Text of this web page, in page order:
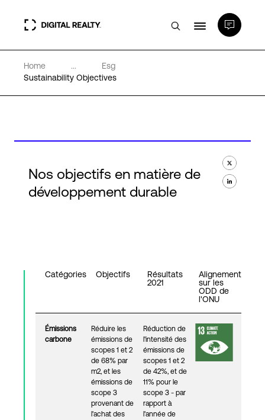
Data Centers
Expertise et ressources
Home ...
Esg
Sustainability Objectives
Nos objectifs en matière de
développement durable
Catégories Objectifs
Résultats
2021
Alignement
sur les
ODD de
l'ONU
Émissions
carbone
Réduire les
émissions de
scopes 1 et 2
de 68% par
m2, et les
émissions de
scope 3
provenant de
l'achat des
Réduction de
l'intensité des
émissions de
scopes 1 et 2
de 42%, et de
11% pour le
scope 3 - par
rapport à
l'année de